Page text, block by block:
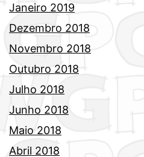
Janeiro 2019
Dezembro 2018
Novembro 2018
Outubro 2018
Julho 2018
Junho 2018
Maio 2018
Abril 2018